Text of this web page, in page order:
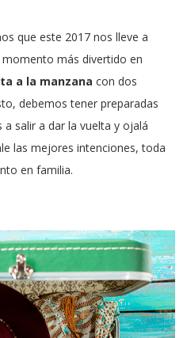
que este 2017 nos lleve a
más divertido en
a la manzana con dos
debemos tener preparadas
salir a dar la vuelta y ojalá
las mejores intenciones, toda
en familia.